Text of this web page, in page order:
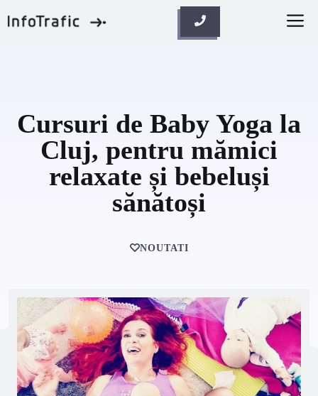
to
Cursuri de Baby Yoga la
Cluj, pentru mămici
relaxate și bebeluși
sănătoși
NOUTATI